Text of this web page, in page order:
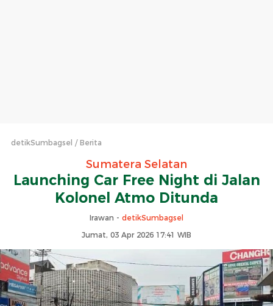
detikSumbagsel Berita
Sumatera Selatan
Launching Car Free Night di Jalan
Kolonel Atmo Ditunda
Irawan - detikSumbagsel
Jumat, 03 Apr 2026 17:41 WIB